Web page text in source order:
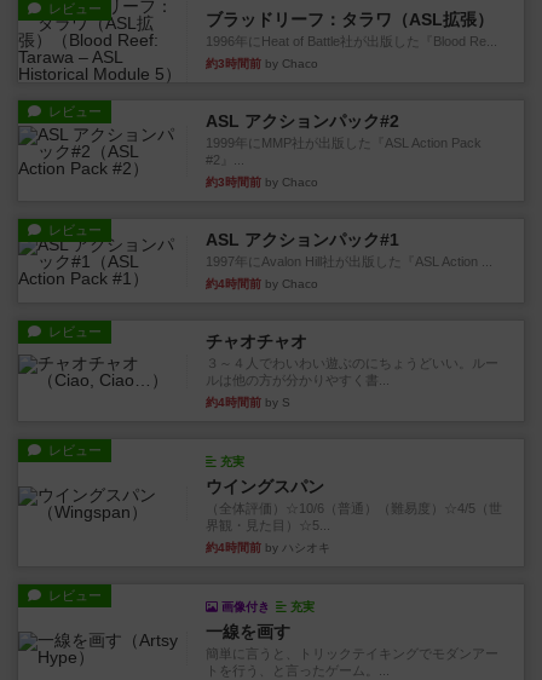
レビュー
ブラッドリーフ：タラワ（ASL拡張）
1996年にHeat of Battle社が出版した『Blood Re...
約3時間前 by Chaco
レビュー ASL アクションパック#2
1999年にMMP社が出版した『ASL Action Pack
#2』...
約3時間前 by Chaco
レビュー ASL アクションパック#1
1997年にAvalon Hill社が出版した『ASL Action ...
約4時間前 by Chaco
レビュー チャオチャオ
３～４人でわいわい遊ぶのにちょうどいい。ルー
ルは他の方が分かりやすく書...
約4時間前 by S
レビュー
充実
ウイングスパン
（全体評価）☆10/6（普通）（難易度）☆4/5（世
界観・見た目）☆5...
約4時間前 by ハシオキ
レビュー
画像付き 充実
一線を画す
簡単に言うと、トリックテイキングでモダンアー
トを行う、と言ったゲーム。...